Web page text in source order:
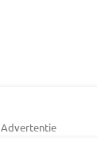
Advertentie